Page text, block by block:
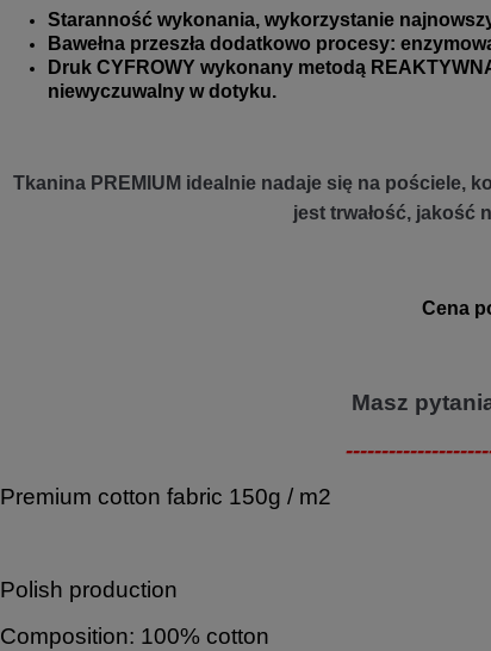
Staranność wykonania, wykorzystanie
Bawełna przeszła dodatkowo procesy:
Druk CYFROWY wykonany metodą
niewyczuwalny w dotyku.
Tkanina PREMIUM idealnie nadaje się na pościele,
jest trwałość, jakość
Cena
Masz
Premium cotton fabric 150g / m2
Polish production
Composition: 100% cotton